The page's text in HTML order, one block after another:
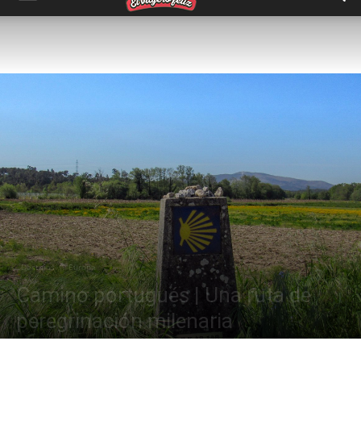
Destinos Europa
Camino portugués | Una ruta de
peregrinación milenaria